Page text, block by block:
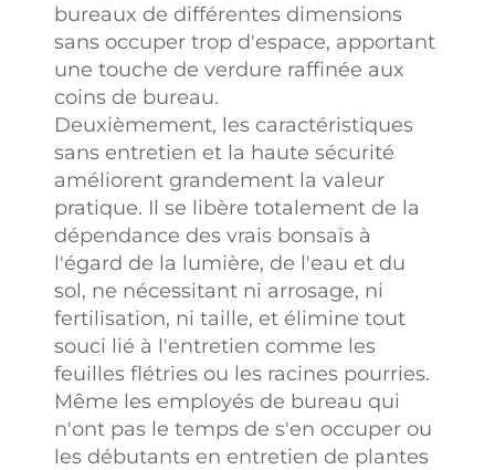
bureaux de différentes dimensions
sans occuper trop d'espace, apportant
une touche de verdure raffinée aux
coins de bureau.
Deuxièmement, les caractéristiques
sans entretien et la haute sécurité
améliorent grandement la valeur
pratique. Il se libère totalement de la
dépendance des vrais bonsaïs à
l'égard de la lumière, de l'eau et du
sol, ne nécessitant ni arrosage, ni
fertilisation, ni taille, et élimine tout
souci lié à l'entretien comme les
feuilles flétries ou les racines pourries.
Même les employés de bureau qui
n'ont pas le temps de s'en occuper ou
les débutants en entretien de plantes